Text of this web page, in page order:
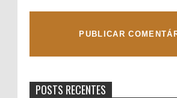
POSTS RECENTES